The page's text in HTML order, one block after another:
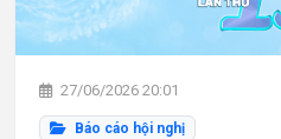
27/06/2026 20:01
Báo cáo hội nghị